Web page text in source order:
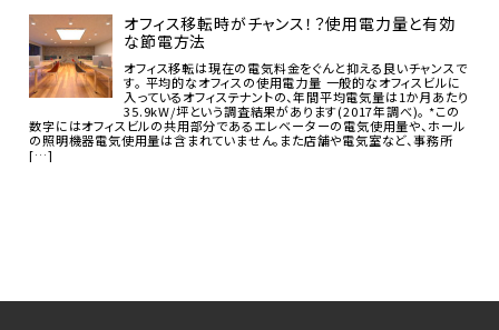
オフィス移転時がチャンス！？使用電力量と有効
な節電方法
オフィス移転は現在の電気料金をぐんと抑える良いチャンスで
す。 平均的なオフィスの使用電力量 一般的なオフィスビルに
入っているオフィステナントの、年間平均電気量は1か月あたり
35.9kW/坪という調査結果があります(2017年調べ)。 *この
数字にはオフィスビルの共用部分であるエレベーターの電気使用量や、ホール
の照明機器電気使用量は含まれていません。また店舗や電気室など、事務所
[…]